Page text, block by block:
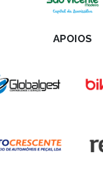
APOIOS